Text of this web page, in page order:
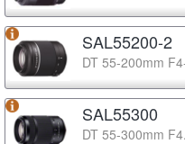
SAL55200-2
DT 55-200mm
SAL55300
DT 55-300mm